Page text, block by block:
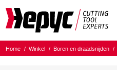
Home / Winkel / Boren en draadsnijden /